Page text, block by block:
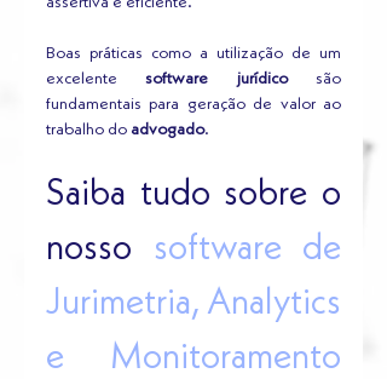
Boas práticas como a utilização de um
excelente software jurídico são
fundamentais para geração de valor ao
trabalho do advogado.
Saiba tudo sobre o
nosso software de
Jurimetria, Analytics
e Monitoramento